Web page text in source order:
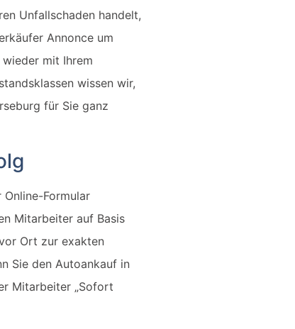
Unfallschaden handelt,
Annonce um
mit Ihrem
wissen wir,
für Sie ganz
Formular
Mitarbeiter auf Basis
Ort zur exakten
Sie den Autoankauf in
Mitarbeiter „Sofort